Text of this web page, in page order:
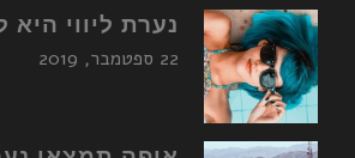
נערת ליווי היא
22 ספטמבר, 2019